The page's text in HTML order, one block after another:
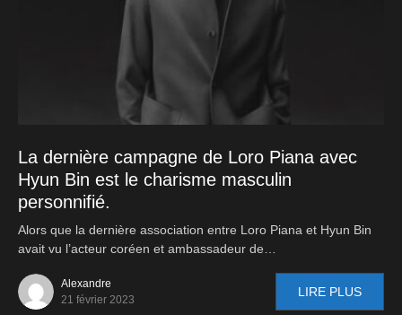
La dernière campagne de Loro Piana avec
Hyun Bin est le charisme masculin
personnifié.
Alors que la dernière association entre Loro Piana et Hyun Bin
avait vu l’acteur coréen et ambassadeur de…
Alexandre
21 février 2023
LIRE PLUS